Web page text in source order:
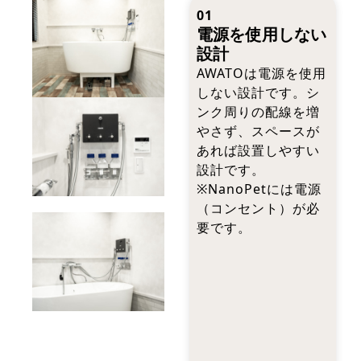
01
電源を使用しない
設計
AWATOは電源を使用
しない設計です。シ
ンク周りの配線を増
やさず、スペースが
あれば設置しやすい
設計です。
※NanoPetには電源
（コンセント）が必
要です。